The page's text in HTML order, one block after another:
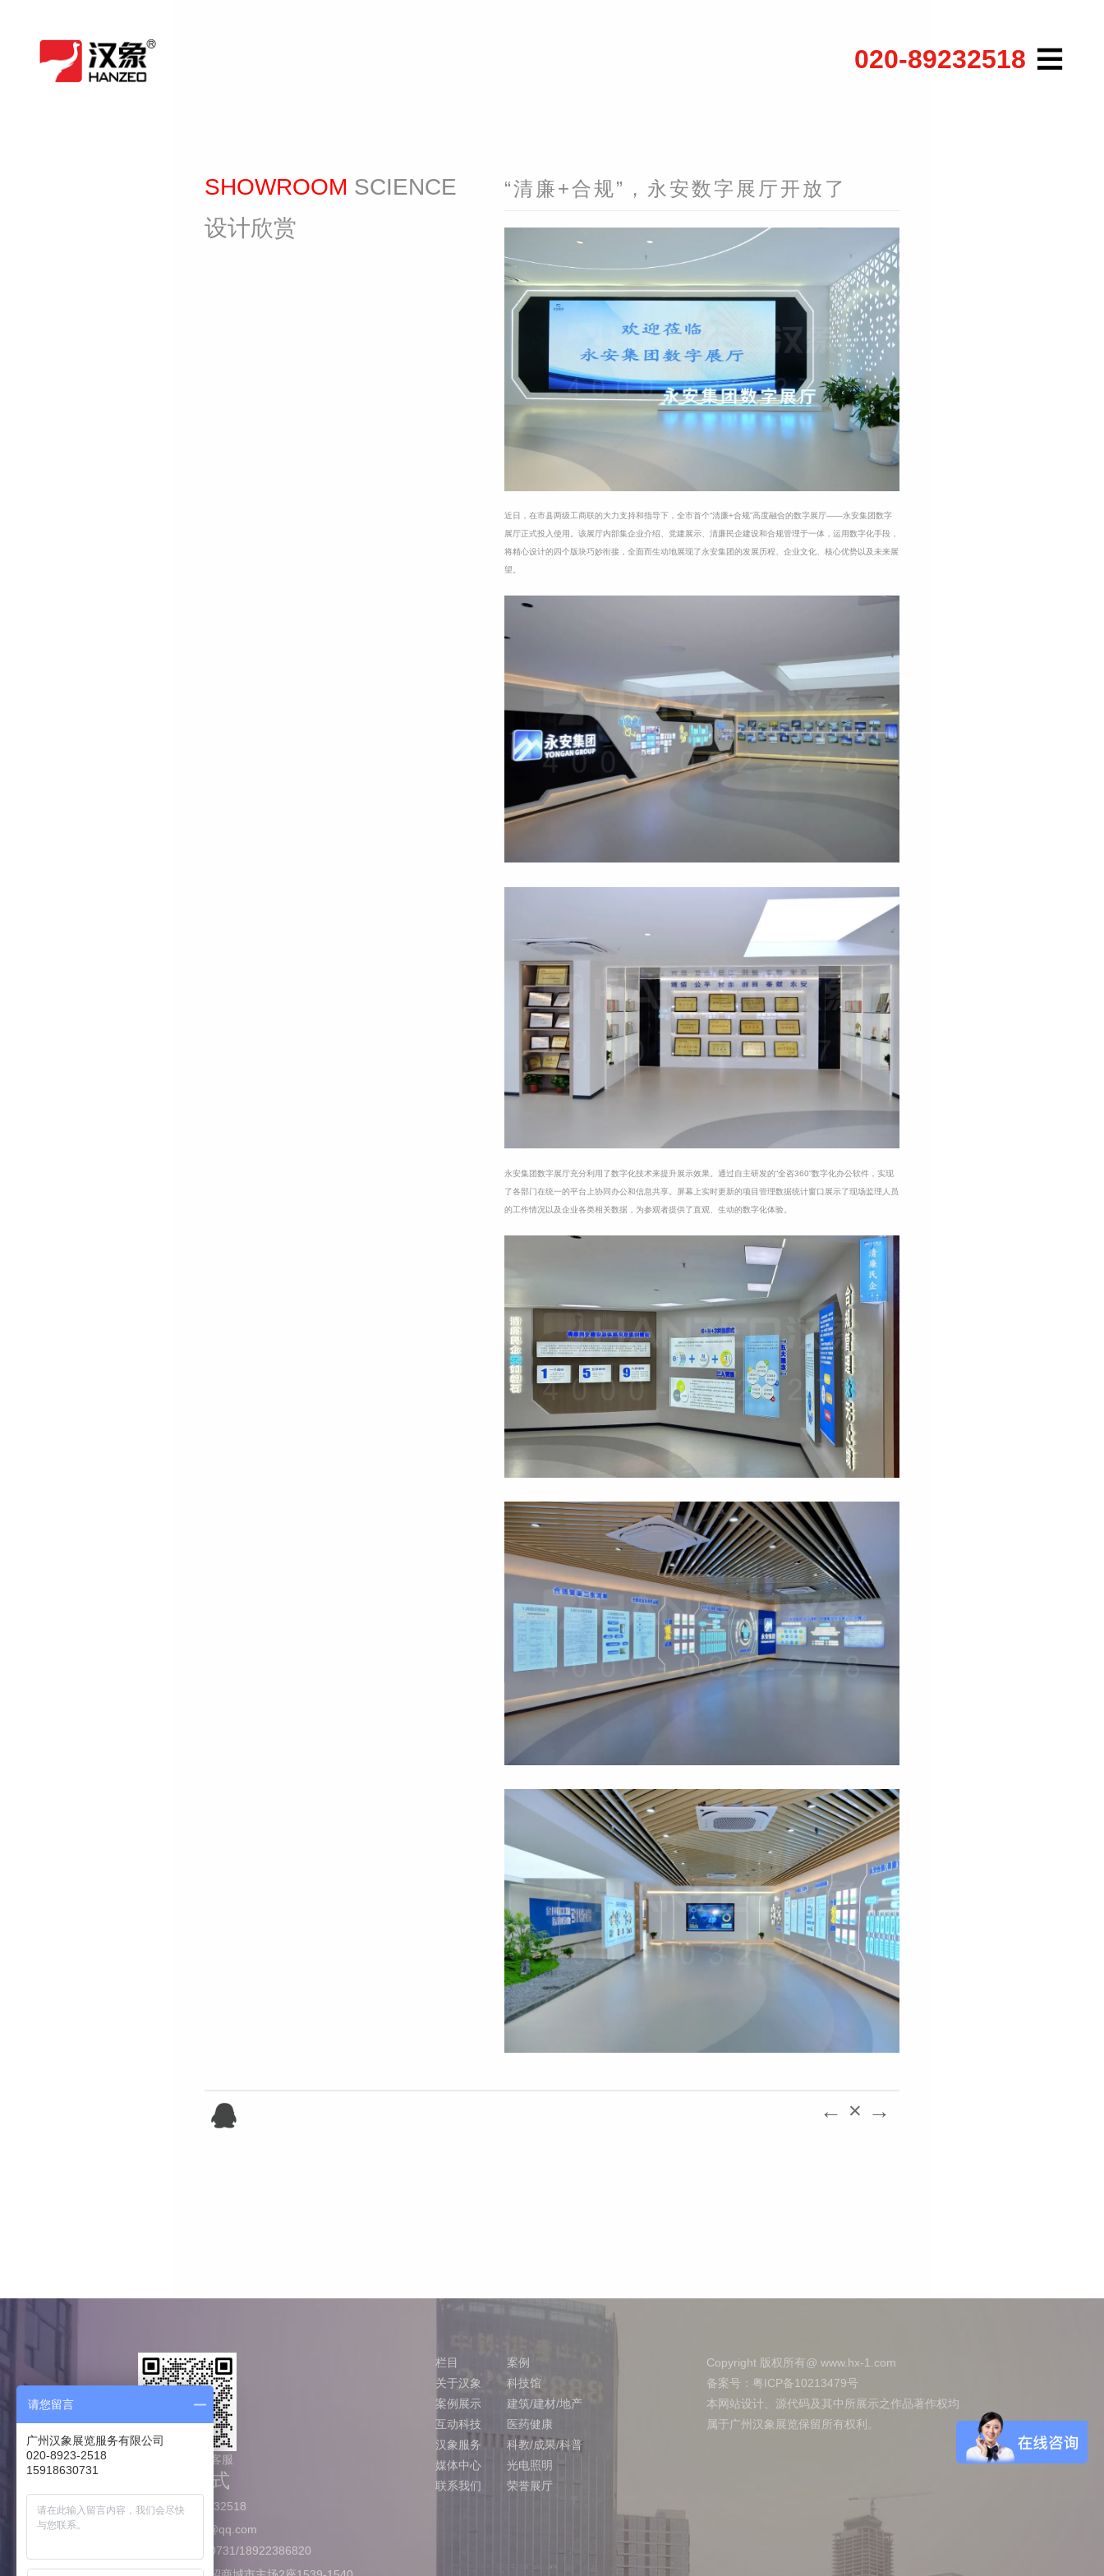
020-89232518
SHOWROOM SCIENCE
设计欣赏
“清廉+合规”，永安数字展厅开放了
近日，在市县两级工商联的大力支持和指导下，全市首个“清廉+合规”高度融合的数字展厅——永安集团数字
展厅正式投入使用。该展厅内部集企业介绍、党建展示、清廉民企建设和合规管理于一体，运用数字化手段，
将精心设计的四个版块巧妙衔接，全面而生动地展现了永安集团的发展历程、企业文化、核心优势以及未来展
望。
永安集团数字展厅充分利用了数字化技术来提升展示效果。通过自主研发的“全咨360”数字化办公软件，实现
了各部门在统一的平台上协同办公和信息共享。屏幕上实时更新的项目管理数据统计窗口展示了现场监理人员
的工作情况以及企业各类相关数据，为参观者提供了直观、生动的数字化体验。
← × →
微信咨询展厅客服
联系方式
020-89232518
hanzeo@qq.com
15918630731/18922386820
栏目
关于汉象
案例展示
互动科技
汉象服务
媒体中心
联系我们
案例
科技馆
建筑/建材/地产
医药健康
科教/成果/科普
光电照明
荣誉展厅
Copyright 版权所有@ www.hx-1.com
备案号： 粤ICP备10213479号
本网站设计、源代码及其中所展示之作品著作权均
属于广州汉象展览保留所有权利。
请您留言
广州汉象展览服务有限公司
020-8923-2518
15918630731